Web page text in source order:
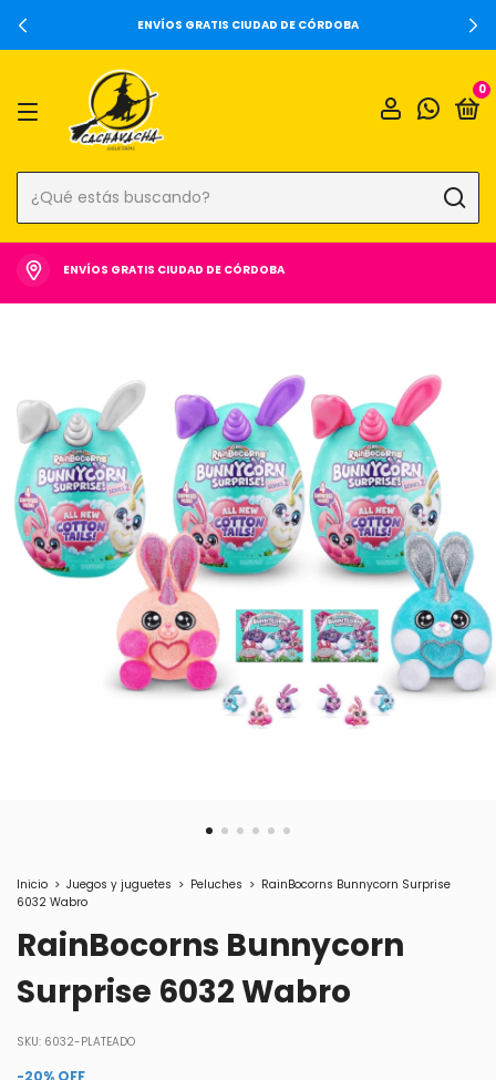
ENVÍOS GRATIS CIUDAD DE CÓRDOBA
0
ENVÍOS GRATIS CIUDAD DE CÓRDOBA
Inicio > Juegos y juguetes > Peluches > RainBocorns Bunnycorn Surprise
6032 Wabro
RainBocorns Bunnycorn
Surprise 6032 Wabro
SKU: 6032-PLATEADO
-20% OFF